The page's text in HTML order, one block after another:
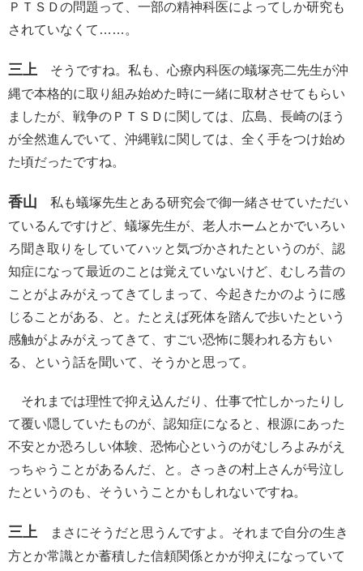
ＰＴＳＤの問題って、一部の精神科医によってしか研究も
されていなくて……。
三上 そうですね。私も、心療内科医の蟻塚亮二先生が沖
縄で本格的に取り組み始めた時に一緒に取材させてもらい
ましたが、戦争のＰＴＳＤに関しては、広島、長崎のほう
が全然進んでいて、沖縄戦に関しては、全く手をつけ始め
た頃だったですね。
香山 私も蟻塚先生とある研究会で御一緒させていただい
ているんですけど、蟻塚先生が、老人ホームとかでいろい
ろ聞き取りをしていてハッと気づかされたというのが、認
知症になって最近のことは覚えていないけど、むしろ昔の
ことがよみがえってきてしまって、今起きたかのように感
じることがある、と。たとえば死体を踏んで歩いたという
感触がよみがえってきて、すごい恐怖に襲われる方もい
る、という話を聞いて、そうかと思って。
それまでは理性で抑え込んだり、仕事で忙しかったりし
て覆い隠していたものが、認知症になると、根源にあった
不安とか恐ろしい体験、恐怖心というのがむしろよみがえ
っちゃうことがあるんだ、と。さっきの村上さんが号泣し
たというのも、そういうことかもしれないですね。
三上 まさにそうだと思うんですよ。それまで自分の生き
方とか常識とか蓄積した信頼関係とかが抑えになっていて